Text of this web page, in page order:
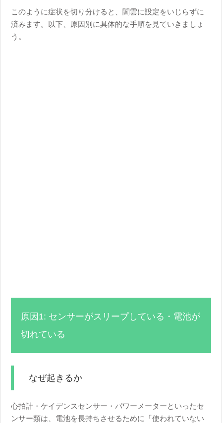
このように症状を切り分けると、闇雲に設定をいじらずに
済みます。以下、原因別に具体的な手順を見ていきましょ
う。
原因1: センサーがスリープしている・電池が
切れている
なぜ起きるか
心拍計・ケイデンスセンサー・パワーメーターといったセ
ンサー類は、電池を長持ちさせるために「使われていない